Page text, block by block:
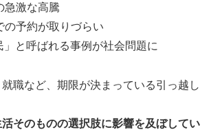
急激な高騰
の予約が取りづらい
と呼ばれる事例が社会問題に
職など、期限が決まっている引っ越し
活そのものの選択肢に影響を及ぼしてい